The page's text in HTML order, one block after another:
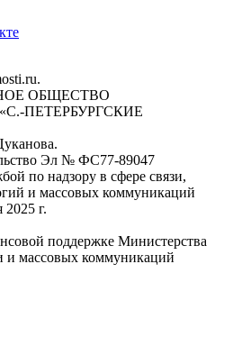
ОБЩЕСТВО
ПЕТЕРБУРГСКИЕ
Эл № ФС77-89047
по надзору в сфере связи,
и массовых коммуникаций
2025 г.
поддержке Министерства
и массовых коммуникаций